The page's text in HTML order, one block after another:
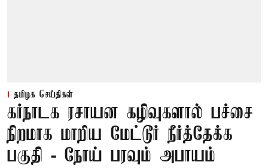
தமிழக செய்திகள்
கர்நாடக ரசாயன கழிவுகளால் பச்சை
நிறமாக மாறிய மேட்டூர் நீர்த்தேக்க
பகுதி - நோய் பரவும் அபாயம்